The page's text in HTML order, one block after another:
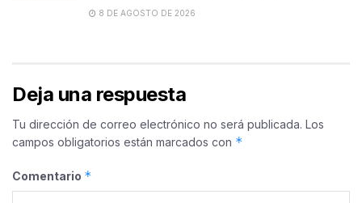
8 DE AGOSTO DE 2026
Deja una respuesta
Tu dirección de correo electrónico no será publicada. Los
campos obligatorios están marcados con *
Comentario *